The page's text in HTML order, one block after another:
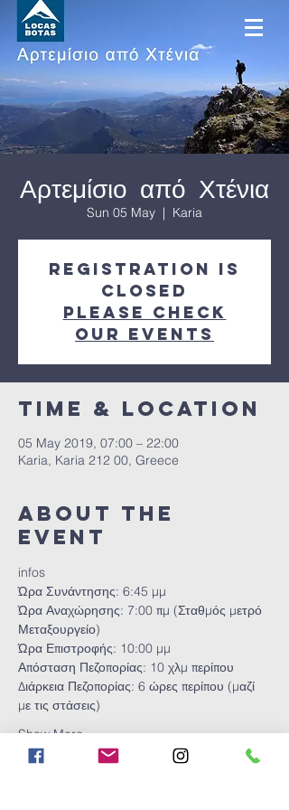
Αρτεμίσιο από Χτένια
Sun 05 May
  |
Karia
Registration is
Closed
Please check
our events
Time & Location
05 May 2019, 07:00 – 22:00
Karia, Karia 212 00, Greece
About the
event
infos
Ώρα Συνάντησης: 6:45 μμ
Ώρα Αναχώρησης: 7:00 πμ (Σταθμός μετρό
Μεταξουργείο)
Ώρα Επιστροφής: 10:00 μμ
Απόσταση Πεζοπορίας: 10 χλμ περίπου
Διάρκεια Πεζοπορίας: 6 ώρες περίπου (μαζί
με τις στάσεις)
Show More